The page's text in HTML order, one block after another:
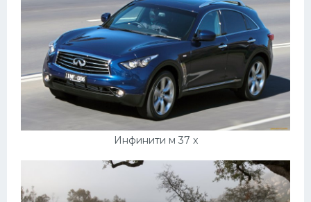
Инфинити м 37 x